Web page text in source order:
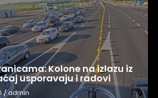
Kolone na izlazu iz
usporavaju i radovi
/admin